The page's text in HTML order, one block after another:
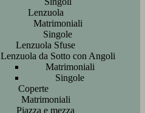
Lenzuola
Matrimoniali
Singole
Lenzuola Sfuse
Lenzuola da Sotto con Angoli
Matrimoniali
Singole
Coperte
Matrimoniali
Piazza e mezza